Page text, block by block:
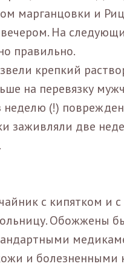
марганцовки и
На
правильно.
крепкий
на перевязку
(!)
заживляли две
с кипятком и
Обожжены
и болезненными